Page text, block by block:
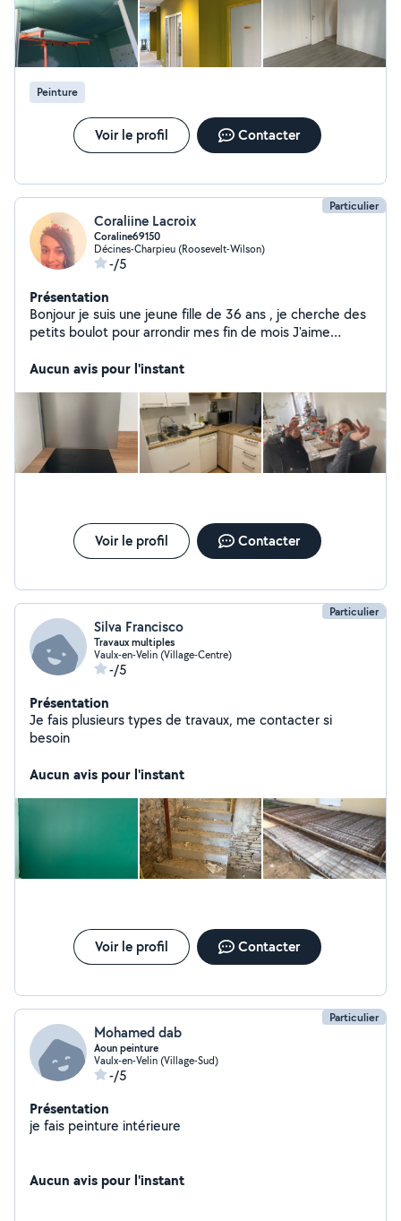
Peinture
Voir le profil Contacter
Particulier
Coraliine Lacroix
Coraline69150
Décines-Charpieu (Roosevelt-Wilson)
-/5
Présentation
Bonjour je suis une jeune fille de 36 ans , je cherche des
petits boulot pour arrondir mes fin de mois J'aime
humeur. Je suis diplômé de la restauration J'ai un cap
des locaux. Je suis dynamique respectueuse et
souriante. Chaque tache que j'effectue je le fais avec le
cœur Par avance merci
Aucun avis pour l'instant
Voir le profil Contacter
Particulier
Silva Francisco
Travaux multiples
Vaulx-en-Velin (Village-Centre)
-/5
Présentation
Je fais plusieurs types de travaux, me contacter si
besoin
Aucun avis pour l'instant
Voir le profil Contacter
Particulier
Mohamed dab
Aoun peinture
Vaulx-en-Velin (Village-Sud)
-/5
Présentation
je fais peinture intérieure
Aucun avis pour l'instant